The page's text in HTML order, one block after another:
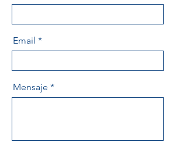
Email
Mensaje